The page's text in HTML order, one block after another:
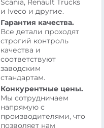
Scania, Renault Trucks
и Iveco и другие.
Гарантия качества.
Все детали проходят
строгий контроль
качества и
соответствуют
заводским
стандартам.
Конкурентные цены.
Мы сотрудничаем
напрямую с
производителями, что
позволяет нам